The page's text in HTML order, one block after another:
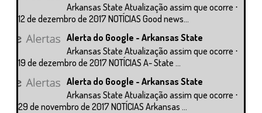
Arkansas State Atualização assim que ocorre ⋅
12 de dezembro de 2017 NOTÍCIAS Good news...
Alerta do Google - Arkansas State
Arkansas State Atualização assim que ocorre ⋅
19 de dezembro de 2017 NOTÍCIAS A- State ...
Alerta do Google - Arkansas State
Arkansas State Atualização assim que ocorre ⋅
29 de novembro de 2017 NOTÍCIAS Arkansas ...